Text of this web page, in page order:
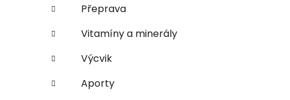
Přeprava
Vitamíny a minerály
Výcvik
Aporty